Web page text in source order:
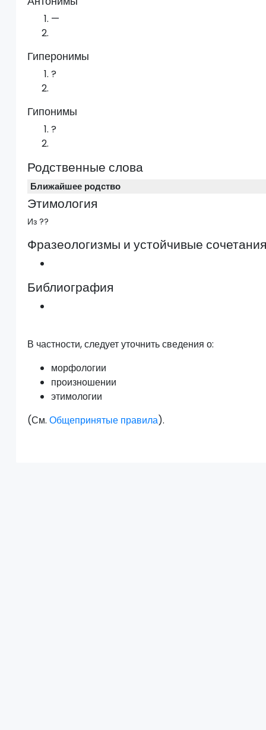
—
Гиперонимы
?
Гипонимы
?
Родственные слова
Ближайшее родство
Этимология
Из ??
Фразеологизмы и устойчивые
Библиография
В частности, следует уточнить сведения о:
морфологии
произношении
этимологии
(См.Общепринятые правила).